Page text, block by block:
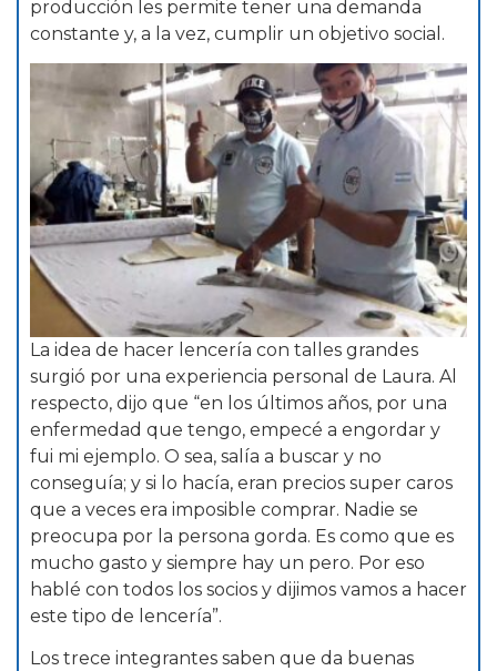
producción les permite tener una demanda
constante y, a la vez, cumplir un objetivo social.
La idea de hacer lencería con talles grandes
surgió por una experiencia personal de Laura. Al
respecto, dijo que “en los últimos años, por una
enfermedad que tengo, empecé a engordar y
fui mi ejemplo. O sea, salía a buscar y no
conseguía; y si lo hacía, eran precios super caros
que a veces era imposible comprar. Nadie se
preocupa por la persona gorda. Es como que es
mucho gasto y siempre hay un pero. Por eso
hablé con todos los socios y dijimos vamos a hacer
este tipo de lencería”.
Los trece integrantes saben que da buenas